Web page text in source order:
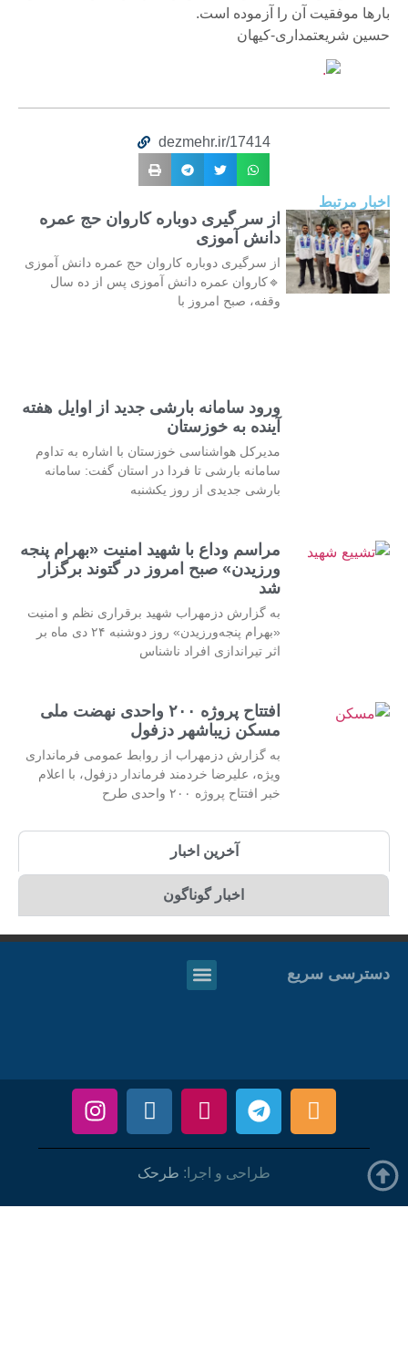
بارها موفقیت آن را آزموده است.
حسین شریعتمداری-كيهان
dezmehr.ir/17414
اخبار مرتبط
از سر گیری دوباره کاروان حج عمره
دانش آموزی
از سرگیری دوباره کاروان حج عمره دانش آموزی
🔹کاروان عمره دانش آموزی پس از ده سال
وقفه، صبح امروز با
ورود سامانه بارشی جدید از اوایل هفته
آینده به خوزستان
مدیرکل هواشناسی خوزستان با اشاره به تداوم
سامانه بارشی تا فردا در استان گفت: سامانه
بارشی جدیدی از روز یکشنبه
مراسم وداع با شهید امنیت «بهرام پنجه
ورزیدن» صبح امروز در گتوند برگزار
شد
به گزارش دزمهراب شهید برقراری نظم و امنیت
«بهرام پنجه‌ورزیدن» روز دوشنبه ۲۴ دی ماه بر
اثر تیراندازی افراد ناشناس
افتتاح پروژه ۲۰۰ واحدی نهضت ملی
مسکن زیباشهر دزفول
به گزارش دزمهراب از روابط عمومی فرمانداری
ویژه، علیرضا خردمند فرماندار دزفول، با اعلام
خبر افتتاح پروژه ۲۰۰ واحدی طرح
آخرین اخبار
اخبار گوناگون
دسترسی سریع
طراحی و اجرا: طرحک